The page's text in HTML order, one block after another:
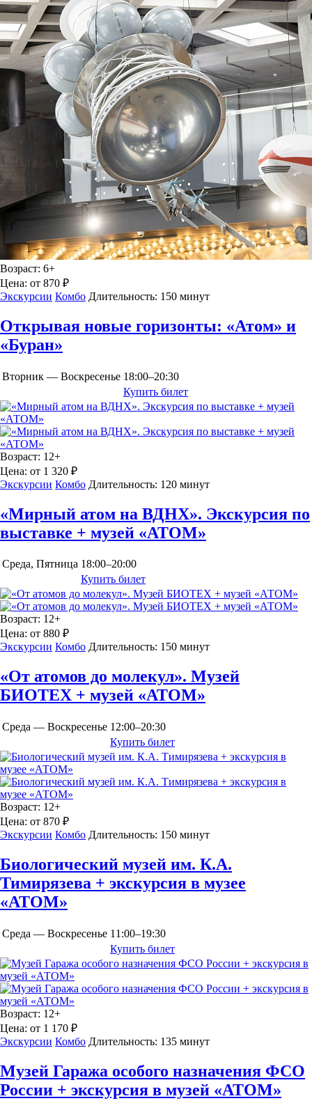
Возраст: 6+
Цена: от 870 ₽
Экскурсии Комбо Длительность: 150 минут
Открывая новые горизонты: «Атом» и
«Буран»
Вторник — Воскресенье 18:00–20:30
Купить билет
Возраст: 12+
Цена: от 1 320 ₽
Экскурсии Комбо Длительность: 120 минут
«Мирный атом на ВДНХ». Экскурсия по
выставке + музей «АТОМ»
Среда, Пятница 18:00–20:00
Купить билет
Возраст: 12+
Цена: от 880 ₽
Экскурсии Комбо Длительность: 150 минут
«От атомов до молекул». Музей
БИОТЕХ + музей «АТОМ»
Среда — Воскресенье 12:00–20:30
Купить билет
Возраст: 12+
Цена: от 870 ₽
Экскурсии Комбо Длительность: 150 минут
Биологический музей им. К.А.
Тимирязева + экскурсия в музее
«АТОМ»
Среда — Воскресенье 11:00–19:30
Купить билет
Возраст: 12+
Цена: от 1 170 ₽
Экскурсии Комбо Длительность: 135 минут
Музей Гаража особого назначения ФСО
России + экскурсия в музей «АТОМ»